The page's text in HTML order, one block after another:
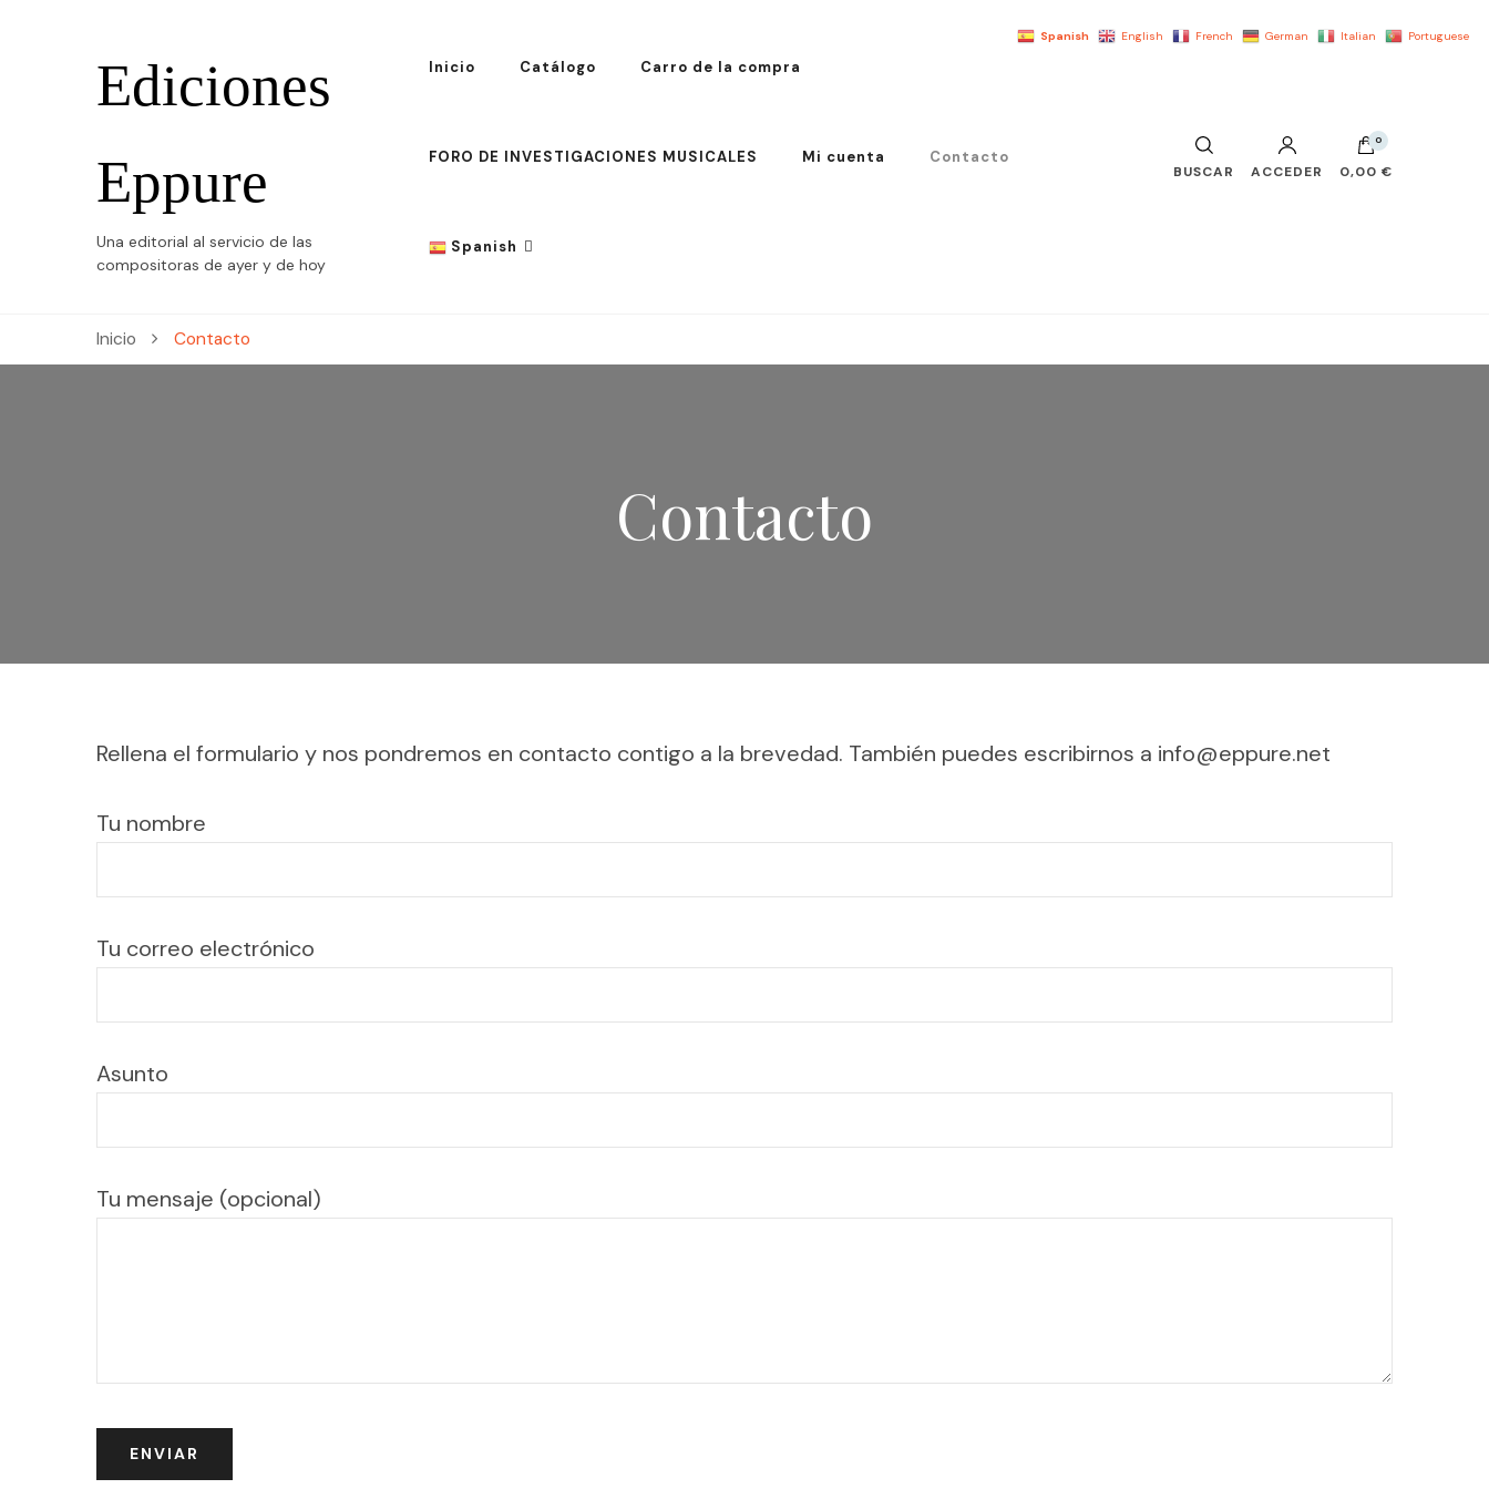
Ediciones
Eppure
Una editorial al servicio de las
compositoras de ayer y de hoy
Inicio Catálogo Carro de la compra
FORO DE INVESTIGACIONES MUSICALES Mi cuenta Contacto
Spanish
BUSCAR ACCEDER
0
0,00 €
Inicio Contacto
Contacto
Rellena el formulario y nos pondremos en contacto contigo a la brevedad. También puedes escribirnos a info@eppure.net
Tu nombre
Tu correo electrónico
Asunto
Tu mensaje (opcional)
Spanish English French German Italian Portuguese